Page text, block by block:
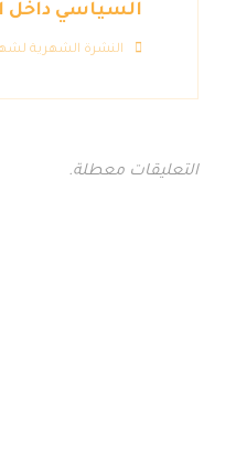
السياسي داخل
النشرة الشهرية لشهر 2
التعليقات معطلة.